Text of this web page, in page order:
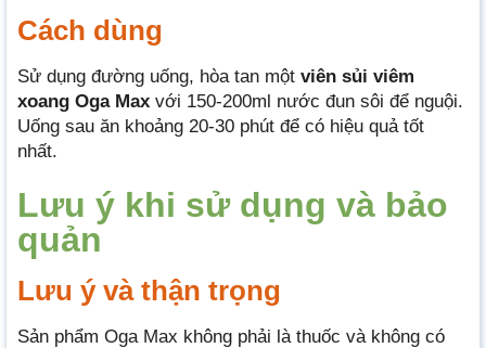
Cách dùng
Sử dụng đường uống, hòa tan một viên sủi viêm
xoang Oga Max với 150-200ml nước đun sôi để nguội.
Uống sau ăn khoảng 20-30 phút để có hiệu quả tốt
nhất.
Lưu ý khi sử dụng và bảo
quản
Lưu ý và thận trọng
Sản phẩm Oga Max không phải là thuốc và không có